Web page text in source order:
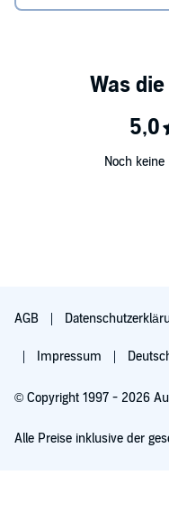
Noch
AGB
Impressum
© Copyright 1997 - 2026
Alle Preise inklusive der